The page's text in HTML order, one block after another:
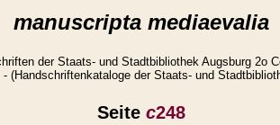
manuscripta mediaevalia
der Staats- und Stadtbibliothek Augsburg 2o
- (Handschriftenkataloge der Staats- und
Seite c248